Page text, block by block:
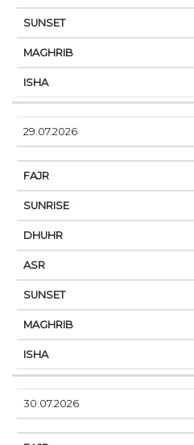
29.07.2026
30.07.2026